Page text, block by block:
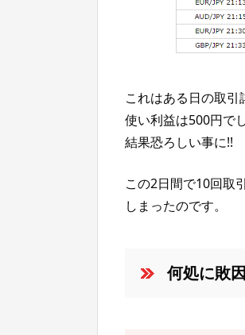
これはある日の取
使い利益は500円で
結果恐ろしい事に!!
この2日間で10回取
しまったのです。
何処に敗